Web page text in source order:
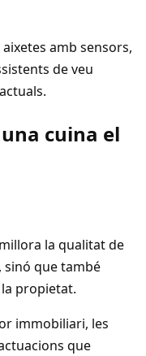
aixetes amb sensors,
de veu
cuina el
la qualitat de
sinó que també
propietat.
immobiliari, les
que